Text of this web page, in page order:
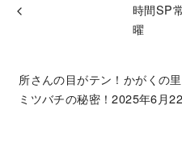
時間SP
曜
所さんの目がテン！かがくの
ミツバチの秘密！2025年6月22